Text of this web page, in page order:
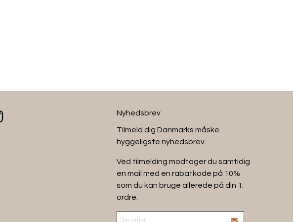
Nyhedsbrev
Tilmeld dig Danmarks måske
hyggeligste nyhedsbrev.
Ved tilmelding modtager du samtidig
en mail med en rabatkode på 10%
som du kan bruge allerede på din 1.
ordre.